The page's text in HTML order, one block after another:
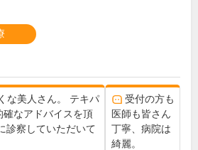
な美人さん。 テキパ
確なアドバイスを頂
診察していただいて
受付の方も
医師も皆さん
丁寧、病院は
綺麗。